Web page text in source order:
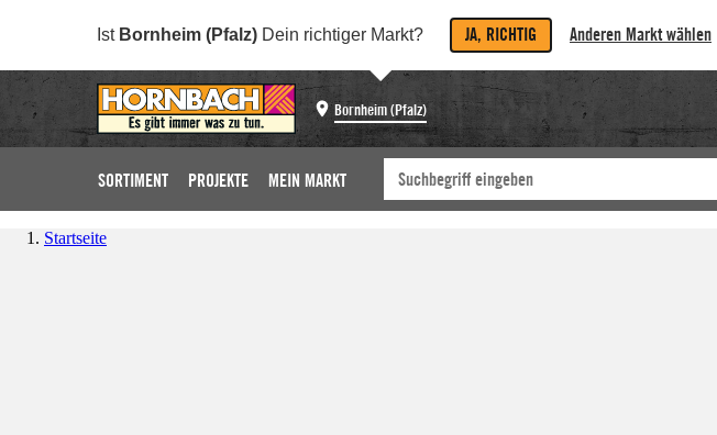
Ist Bornheim (Pfalz) Dein richtiger Markt? JA, RICHTIG Anderen Markt wählen
Bornheim (Pfalz)
SORTIMENT PROJEKTE MEIN MARKT
Startseite